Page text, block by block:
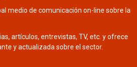
medio de comunicación on-line sobre la
artículos, entrevistas, TV, etc. y ofrece
y actualizada sobre el sector.